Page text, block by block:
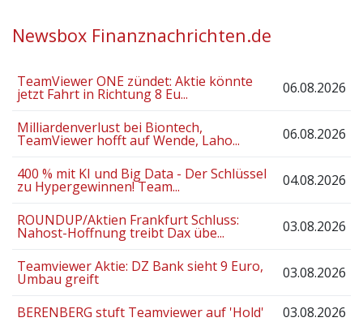
Newsbox Finanznachrichten.de
TeamViewer ONE zündet: Aktie könnte
jetzt Fahrt in Richtung 8 Eu... 06.08.2026
Milliardenverlust bei Biontech,
TeamViewer hofft auf Wende, Laho... 06.08.2026
400 % mit KI und Big Data - Der Schlüssel
zu Hypergewinnen! Team... 04.08.2026
ROUNDUP/Aktien Frankfurt Schluss:
Nahost-Hoffnung treibt Dax übe... 03.08.2026
Teamviewer Aktie: DZ Bank sieht 9 Euro,
Umbau greift 03.08.2026
BERENBERG stuft Teamviewer auf 'Hold'
03.08.2026